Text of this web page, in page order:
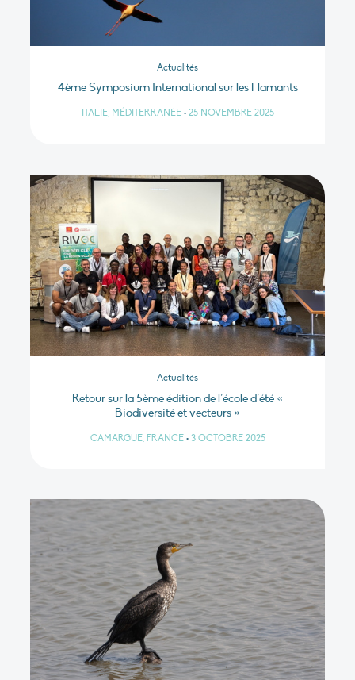
Actualités
4ème Symposium International sur les Flamants
ITALIE, MÉDITERRANÉE • 25 NOVEMBRE 2025
Actualités
Retour sur la 5ème édition de l’école d’été «
Biodiversité et vecteurs »
CAMARGUE, FRANCE • 3 OCTOBRE 2025